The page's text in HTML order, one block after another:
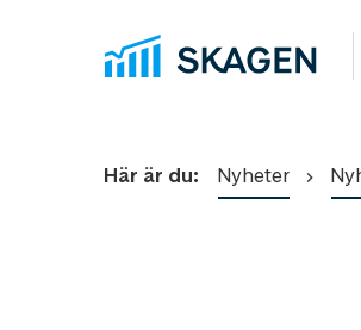
Här är du: Nyheter